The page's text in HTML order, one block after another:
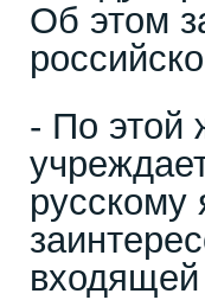
Об этом
- По этой
русскому